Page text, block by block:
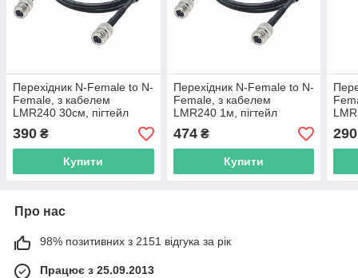
Перехідник N-Female to N-
Female, з кабелем
LMR240 30см, пігтейл
подовжувач для РЕБ
390 ₴
Купити
Перехідник N-Female to N-
Female, з кабелем
LMR240 1м, пігтейл
подовжувач для РЕБ
474₴
Купити
290
Про нас
98% позитивних з 2151 відгука за рік
Працює з 25.09.2013